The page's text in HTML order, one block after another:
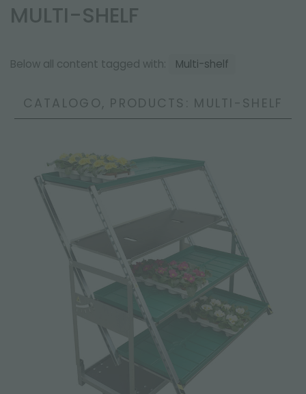
SEARCH RESULTS:
MULTI-SHELF
Below all content tagged with: Multi-shelf
CATALOGO, PRODUCTS: MULTI-SHELF